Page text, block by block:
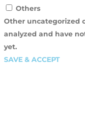
Others
Other uncategorized
analyzed and have
yet.
SAVE & ACCEPT